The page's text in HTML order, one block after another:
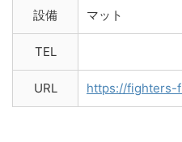
設備 マット
TEL
URL https://fighters-